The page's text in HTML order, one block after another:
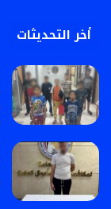
أخر التحديثات